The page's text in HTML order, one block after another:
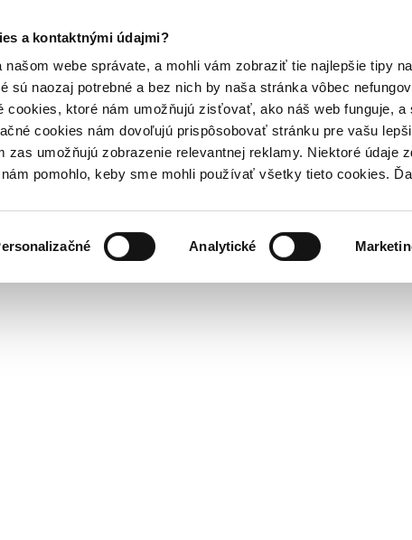
a kontaktnými údajmi?
webe správate, a mohli vám zobraziť tie najlepšie tipy
sú naozaj potrebné a bez nich by naša stránka vôbec
cookies, ktoré nám umožňujú zisťovať, ako náš web funguje, a
cookies nám dovoľujú prispôsobovať stránku pre vašu
zas umožňujú zobrazenie relevantnej reklamy. Niektoré údaje
pomohlo, keby sme mohli používať všetky tieto cookies.
Analytické